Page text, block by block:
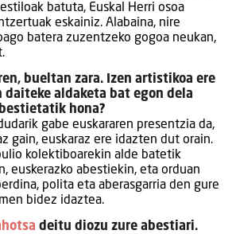
batuta, Euskal Herri osoa
eskainiz. Alabaina, nire
batera zuzentzeko gogoa neukan,
bueltan zara. Izen artistikoa ere
daiteke aldaketa bat egon dela
hona?
gabe euskararen presentzia da,
gain, euskaraz ere idazten dut orain.
kolektiboarekin alde batetik
euskerazko abestiekin, eta orduan
polita eta aberasgarria den gure
bidez idaztea.
deitu diozu zure abestiari.